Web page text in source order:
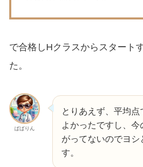
で合格しHクラスからスタート
た。
ぱぱりん
とりあえず、平均点
よかったですし、今
がってないのでヨシ
す。